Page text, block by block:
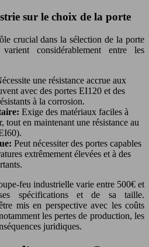
sur le choix de la porte
crucial dans la sélection de la porte
considérablement entre les
une résistance accrue aux
avec des portes EI120 et des
à la corrosion.
Exige des matériaux faciles à
tout en maintenant une résistance au
Peut nécessiter des portes capables
extrêmement élevées et à des
feu industrielle varie entre 500€ et
spécifications et de sa taille.
mis en perspective avec les coûts
les pertes de production, les
juridiques.